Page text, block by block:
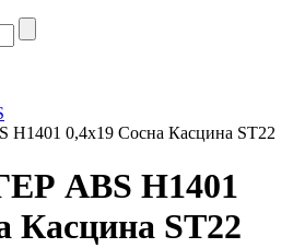
0,4х19 Сосна Касцина ST22
ABS H1401
Касцина ST22